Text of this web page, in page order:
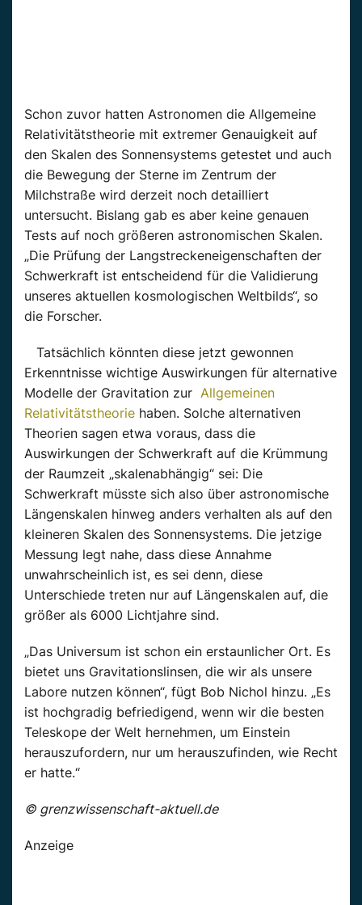
Schon zuvor hatten Astronomen die Allgemeine
Relativitätstheorie mit extremer Genauigkeit auf
den Skalen des Sonnensystems getestet und auch
die Bewegung der Sterne im Zentrum der
Milchstraße wird derzeit noch detailliert
untersucht. Bislang gab es aber keine genauen
Tests auf noch größeren astronomischen Skalen.
„Die Prüfung der Langstreckeneigenschaften der
Schwerkraft ist entscheidend für die Validierung
unseres aktuellen kosmologischen Weltbilds“, so
die Forscher.
Tatsächlich könnten diese jetzt gewonnen
Erkenntnisse wichtige Auswirkungen für alternative
Modelle der Gravitation zur Allgemeinen
Relativitätstheorie haben. Solche alternativen
Theorien sagen etwa voraus, dass die
Auswirkungen der Schwerkraft auf die Krümmung
der Raumzeit „skalenabhängig“ sei: Die
Schwerkraft müsste sich also über astronomische
Längenskalen hinweg anders verhalten als auf den
kleineren Skalen des Sonnensystems. Die jetzige
Messung legt nahe, dass diese Annahme
unwahrscheinlich ist, es sei denn, diese
Unterschiede treten nur auf Längenskalen auf, die
größer als 6000 Lichtjahre sind.
„Das Universum ist schon ein erstaunlicher Ort. Es
bietet uns Gravitationslinsen, die wir als unsere
Labore nutzen können“, fügt Bob Nichol hinzu. „Es
ist hochgradig befriedigend, wenn wir die besten
Teleskope der Welt hernehmen, um Einstein
herauszufordern, nur um herauszufinden, wie Recht
er hatte.“
© grenzwissenschaft-aktuell.de
Anzeige